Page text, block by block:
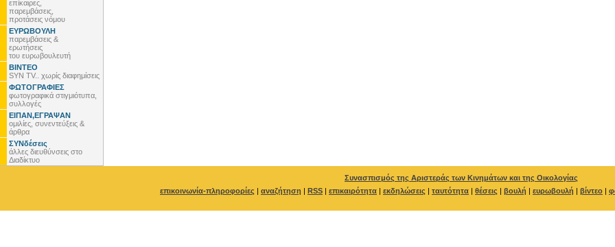
επίκαιρες,
παρεμβάσεις,
προτάσεις νόμου
ΕΥΡΩΒΟΥΛΗ
παρεμβάσεις &
ερωτήσεις
του ευρωβουλευτή
ΒΙΝΤΕΟ
SYN TV.. χωρίς διαφημίσεις
ΦΩΤΟΓΡΑΦΙΕΣ
φωτογραφικά στιγμιότυπα,
συλλογές
ΕΙΠΑΝ,ΕΓΡΑΨΑΝ
ομιλίες, συνεντεύξεις &
άρθρα
ΣΥΝδέσεις
άλλες διευθύνσεις στο
Διαδίκτυο
Συνασπισμός της Αριστεράς των Κινημάτων και της Οικολογίας
επικοινωνία-πληροφορίες | αναζήτηση | RSS | επικαιρότητα | εκδηλώσεις | ταυτότητα | θέσεις | βουλή | ευρωβουλή | βίντεο |